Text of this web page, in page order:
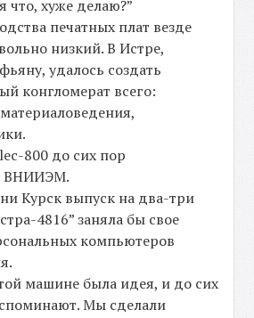
что, хуже делаю?”
печатных плат везде
низкий. В Истре,
удалось создать
конгломерат всего:
800 до сих пор
ВНИИЭМ.
Курск выпуск на два-три
4816” заняла бы свое
компьютеров
машине была идея, и до сих
Мы сделали